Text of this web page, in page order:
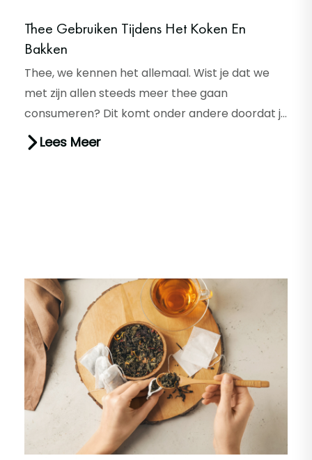
Thee Gebruiken Tijdens Het Koken En
Bakken
Thee, we kennen het allemaal. Wist je dat we
met zijn allen steeds meer thee gaan
consumeren? Dit komt onder andere doordat je
thee niet alleen kan gebruiken om...
Lees Meer